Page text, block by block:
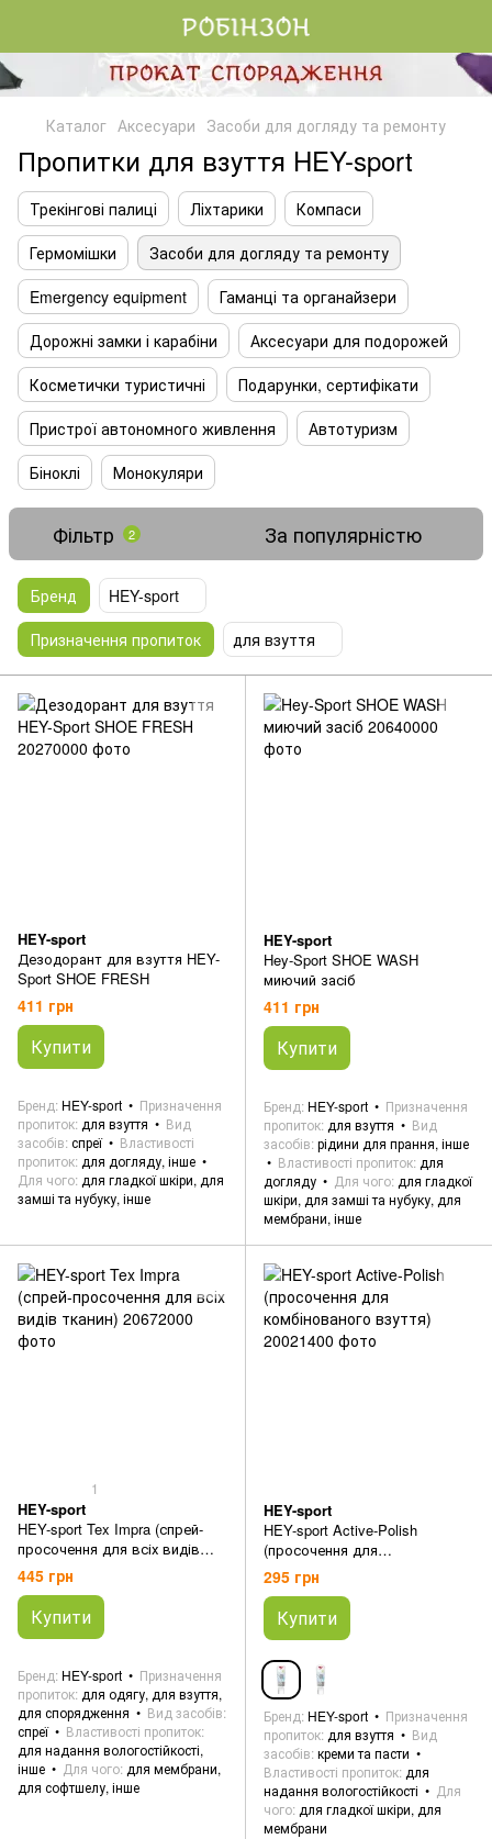
Каталог Аксесуари Засоби для догляду та ремонту
Пропитки для взуття HEY-sport
Трекінгові палиці Ліхтарики
Компаси
Гермомішки
Засоби для догляду та ремонту
Emergency equipment
Гаманці та органайзери
Дорожні замки і карабіни
Аксесуари для подорожей
Косметички туристичні
Подарунки, сертифікати
Пристрої автономного живлення
Автотуризм
Біноклі
Монокуляри
Фільтр 2 За популярністю
Бренд
HEY-sport
Призначення пропиток
для взуття
HEY-sport
Дезодорант для взуття HEY-
Sport SHOE FRESH
411 грн
Купити
Бренд HEY-sport
Призначення
пропиток для взуття
Вид
засобів спреї
Властивості
пропиток для догляду, інше
Для чого для гладкої шкіри, для
замші та нубуку, інше
HEY-sport
Hey-Sport SHOE WASH
миючий засіб
411 грн
Купити
Бренд HEY-sport
Призначення
пропиток для взуття
Вид
засобів рідини для прання, інше
Властивості пропиток для
догляду
Для чого для гладкої
шкіри, для замші та нубуку, для
мембрани, інше
1
HEY-sport
HEY-sport Tex Impra (спрей-
просочення для всіх видів
тканин)
445 грн
Купити
Бренд HEY-sport
Призначення
пропиток для одягу, для взуття,
для спорядження
Вид засобів
спреї
Властивості пропиток
для надання вологостійкості,
інше
Для чого для мембрани,
для софтшелу, інше
HEY-sport
HEY-sport Active-Polish
(просочення для
комбінованого взуття)
295 грн
Купити
Бренд HEY-sport
Призначення
пропиток для взуття
Вид
засобів креми та пасти
Властивості пропиток для
надання вологостійкості
Для
чого для гладкої шкіри, для
мембрани